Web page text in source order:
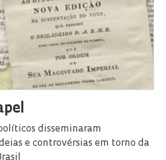
disseminaram
e controvérsias em torno da